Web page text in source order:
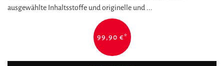
ausgewählte Inhaltsstoffe und originelle und ...
99,90 €*